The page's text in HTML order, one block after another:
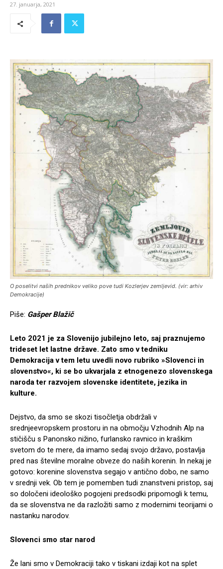
27. januarja, 2021
O poselitvi naših prednikov veliko pove tudi Kozlerjev zemljevid. (vir: arhiv
Demokracije)
Piše: Gašper Blažič
Leto 2021 je za Slovenijo jubilejno leto, saj praznujemo
trideset let lastne države. Zato smo v tedniku
Demokracija v tem letu uvedli novo rubriko »Slovenci in
slovenstvo«, ki se bo ukvarjala z etnogenezo slovenskega
naroda ter razvojem slovenske identitete, jezika in
kulture.
Dejstvo, da smo se skozi tisočletja obdržali v
srednjeevropskem prostoru in na območju Vzhodnih Alp na
stičišču s Panonsko nižino, furlansko ravnico in kraškim
svetom do te mere, da imamo sedaj svojo državo, postavlja
pred nas številne moralne obveze do naših korenin. In nekaj je
gotovo: korenine slovenstva segajo v antično dobo, ne samo
v srednji vek. Ob tem je pomemben tudi znanstveni pristop, saj
so določeni ideološko pogojeni predsodki pripomogli k temu,
da se slovenstva ne da razložiti samo z modernimi teorijami o
nastanku narodov.
Slovenci smo star narod
Že lani smo v Demokraciji tako v tiskani izdaji kot na splet